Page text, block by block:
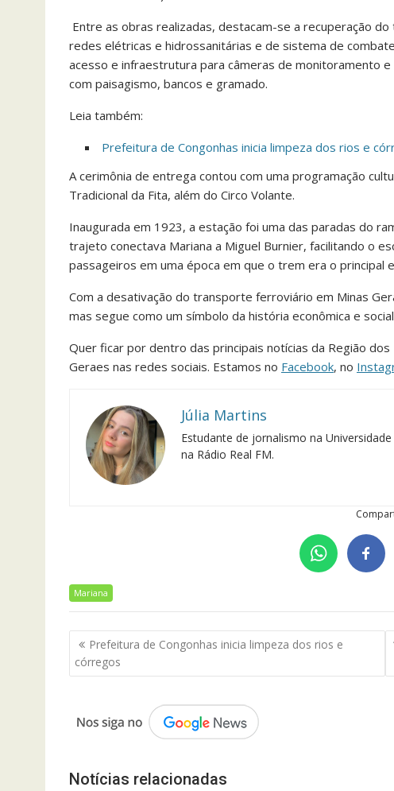
Entre as obras realizadas, destacam-se a recuperação
redes elétricas e hidrossanitárias e de sistema de
acesso e infraestrutura para câmeras de monitoramento
com paisagismo, bancos e gramado.
Leia também:
Prefeitura de Congonhas inicia limpeza dos rios e
A cerimônia de entrega contou com uma programação
Tradicional da Fita, além do Circo Volante.
Inaugurada em 1923, a estação foi uma das paradas do
trajeto conectava Mariana a Miguel Burnier, facilitando o
passageiros em uma época em que o trem era o principal
Com a desativação do transporte ferroviário em Minas
mas segue como um símbolo da história econômica e
Quer ficar por dentro das principais notícias da Região
Geraes nas redes sociais. Estamos no Facebook, no
Júlia Martins
Estudante de jornalismo na
na Rádio Real FM.
Mariana
Navegação
de
Post
Prefeitura de Congonhas inicia limpeza dos rios e
córregos
Notícias relacionadas